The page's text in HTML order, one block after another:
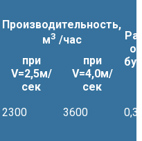
Производительность,
м3 /час
при
V=2,5м/
сек
при
V=4,0м/
сек
2300 3600